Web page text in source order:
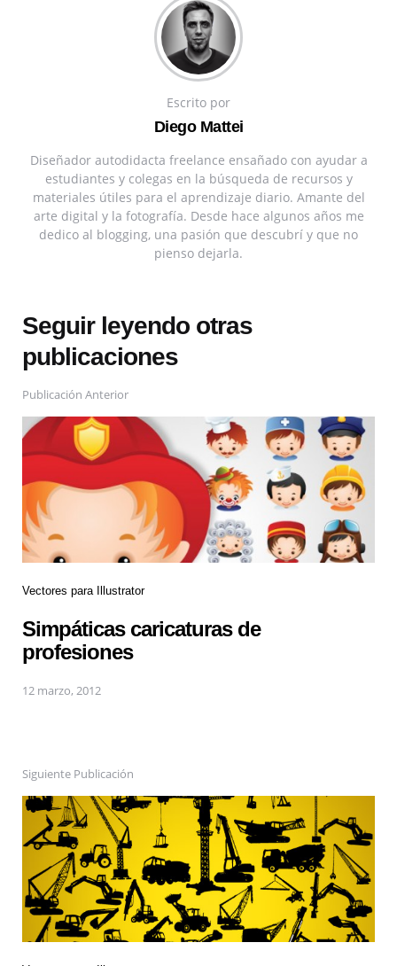
Escrito por
Diego Mattei
Diseñador autodidacta freelance ensañado con ayudar a
estudiantes y colegas en la búsqueda de recursos y
materiales útiles para el aprendizaje diario. Amante del
arte digital y la fotografía. Desde hace algunos años me
dedico al blogging, una pasión que descubrí y que no
pienso dejarla.
Seguir leyendo otras
publicaciones
Publicación Anterior
Vectores para Illustrator
Simpáticas caricaturas de
profesiones
12 marzo, 2012
Siguiente Publicación